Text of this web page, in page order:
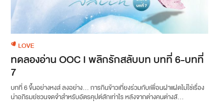
LOVE
ทดลองอ่าน OOC I พลิกรักสลับบท บทที่ 6-บทที่
7
บทที่ 6 ขึ้นอย่างหงส์ ลงอย่าง... การกินข้าวเที่ยงร่วมกับเพื่อนฝาแฝดไม่ใช่เรื่อง
น่าอภิรมย์ชวนจดจำสำหรับอัตรคุปต์สักเท่าไร หลังจากต่างคนต่างสั...